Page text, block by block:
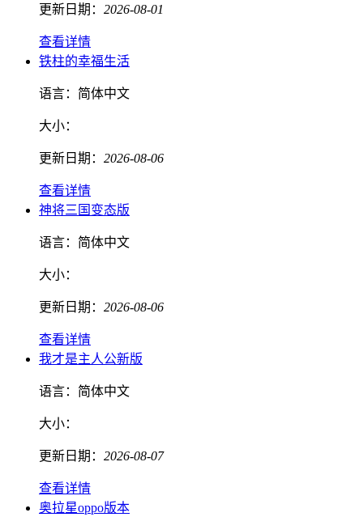
更新日期： 2026-08-01
查看详情
铁柱的幸福生活
语言： 简体中文
大小：
更新日期： 2026-08-06
查看详情
神将三国变态版
语言： 简体中文
大小：
更新日期： 2026-08-06
查看详情
我才是主人公新版
语言： 简体中文
大小：
更新日期： 2026-08-07
查看详情
奥拉星oppo版本